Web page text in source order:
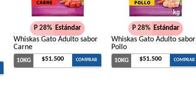
P 28% Estándar
Whiskas Gato Adulto sabor
Carne
10KG $51.500 COMPRAR
P 28% Estándar
Whiskas Gato Adulto sabor
Pollo
10KG $51.500 COMPRAR